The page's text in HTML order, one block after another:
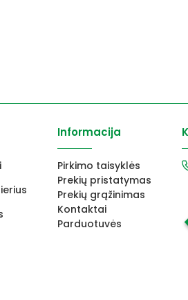
Informacija
Pirkimo taisyklės
Prekių pristatymas
Prekių grąžinimas
Kontaktai
Parduotuvės